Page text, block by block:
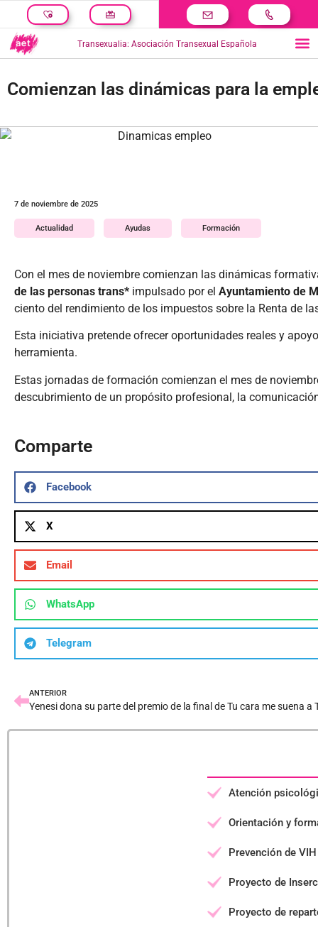
Transexualia: Asociación Transexual Española
Comienzan las dinámicas para la
7 de noviembre de 2025
Actualidad Ayudas Formación
Con el mes de noviembre comienzan las dinámicas
de las personas trans* impulsado por el Ayuntamiento de
ciento del rendimiento de los impuestos sobre la Renta de
Esta iniciativa pretende ofrecer oportunidades reales y
herramienta.
Estas jornadas de formación comienzan el mes de
descubrimiento de un propósito profesional, la
Comparte
Facebook
X
Email
WhatsApp
Telegram
ANTERIOR
Yenesi dona su parte del premio de la final de Tu cara me suena a
Atención
Orientación y
Prevención de
Proyecto de
Proyecto de